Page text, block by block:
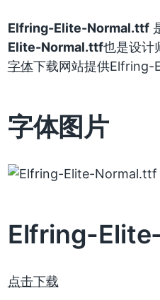
Elfring-Elite-Normal.ttf
Elite-Normal.ttf也是设计
字体下载网站提供Elfring-
字体图片
Elfring-
点击下载